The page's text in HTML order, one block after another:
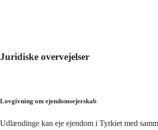
Juridiske overvejelser
Lovgivning om ejendomsejerskab
Udlændinge kan eje ejendom i Tyrkiet med